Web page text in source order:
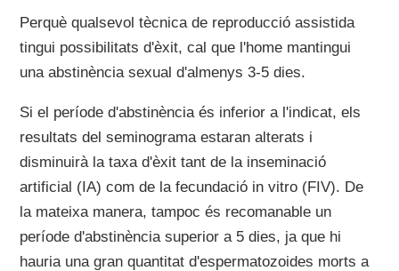
Perquè qualsevol tècnica de reproducció assistida
tingui possibilitats d'èxit, cal que l'home mantingui
una abstinència sexual d'almenys 3-5 dies.
Si el període d'abstinència és inferior a l'indicat, els
resultats del seminograma estaran alterats i
disminuirà la taxa d'èxit tant de la inseminació
artificial (IA) com de la fecundació in vitro (FIV). De
la mateixa manera, tampoc és recomanable un
període d'abstinència superior a 5 dies, ja que hi
hauria una gran quantitat d'espermatozoides morts a